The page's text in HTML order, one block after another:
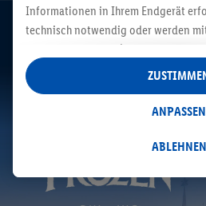
Disney-
Informationen in Ihrem Endgerät
technisch notwendig oder werden
auch durch Partner (u.a.
Verantwortliche; im Zusammenhang
insgesamt
Statistik-Erstellung oder für
Datenverarbeitungen für
Dritten die Ausspielung von
Dienste über die Ihnen und Ihren
ABLEHNEN
ANPASSEN